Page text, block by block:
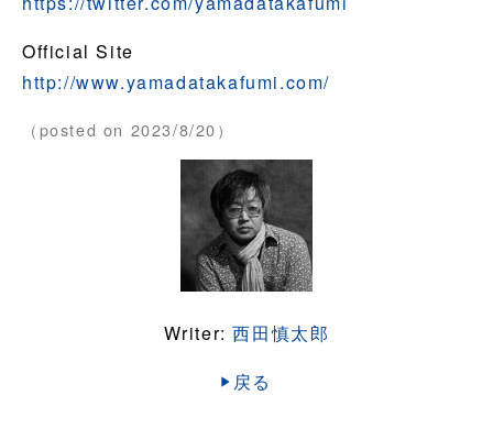
Official Site
http://www.yamadatakafumi.com/
（posted on 2023/8/20）
Writer:西田慎太郎
戻る